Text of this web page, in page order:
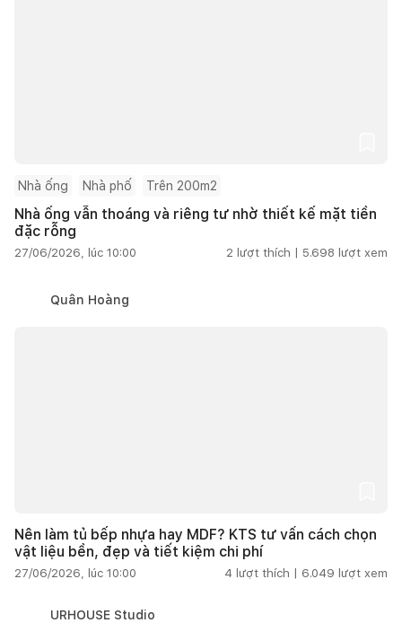
Nhà ống Nhà phố Trên 200m2
Nhà ống vẫn thoáng và riêng tư nhờ thiết kế mặt tiền
đặc rỗng
27/06/2026, lúc 10:00 2 lượt thích | 5.698 lượt xem
Quân Hoàng
Nên làm tủ bếp nhựa hay MDF? KTS tư vấn cách chọn
vật liệu bền, đẹp và tiết kiệm chi phí
27/06/2026, lúc 10:00 4 lượt thích | 6.049 lượt xem
URHOUSE Studio